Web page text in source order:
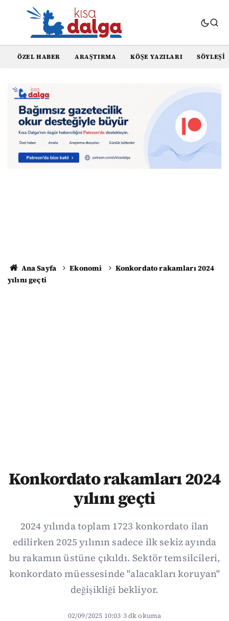
ÖZEL HABER ARAŞTIRMA KÖŞE YAZILARI SÖYLEŞI
Ana Sayfa Ekonomi
Konkordato rakamları 2024
yılını geçti
Konkordato rakamları 2024
yılını geçti
2024 yılında toplam 1723 konkordato ilan
edilirken 2025 yılının sadece ilk sekiz ayında
bu rakamın üstüne çıkıldı. Sektör temsilcileri,
konkordato müessesinde "alacakları koruyan"
değişikliği bekliyor.
02/09/2025 10:03·3 dk okuma